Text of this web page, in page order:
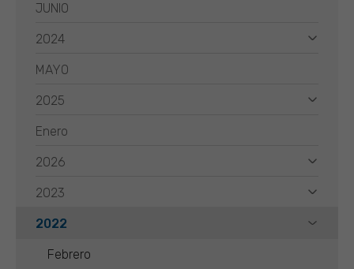
JUNIO
2024
MAYO
2025
Enero
2026
2023
2022
Febrero